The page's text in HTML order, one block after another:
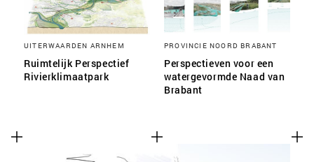
UITERWAARDEN ARNHEM
Ruimtelijk Perspectief
Rivierklimaatpark
PROVINCIE NOORD BRABANT
Perspectieven voor een
watergevormde Naad van
Brabant